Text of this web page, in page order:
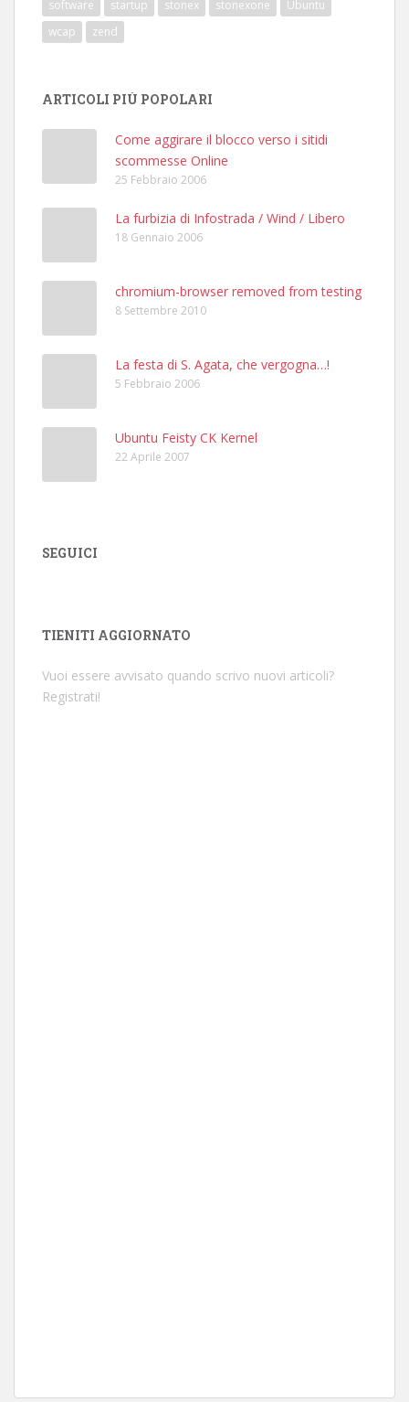
software startup stonex stonexone
Ubuntu
wcap
zend
ARTICOLI PIÙ POPOLARI
Come aggirare il blocco verso i sitidi
scommesse Online
25 Febbraio 2006
La furbizia di Infostrada / Wind / Libero
18 Gennaio 2006
chromium-browser removed from testing
8 Settembre 2010
La festa di S. Agata, che vergogna…!
5 Febbraio 2006
Ubuntu Feisty CK Kernel
22 Aprile 2007
SEGUICI
TIENITI AGGIORNATO
Vuoi essere avvisato quando scrivo nuovi articoli?
Registrati!